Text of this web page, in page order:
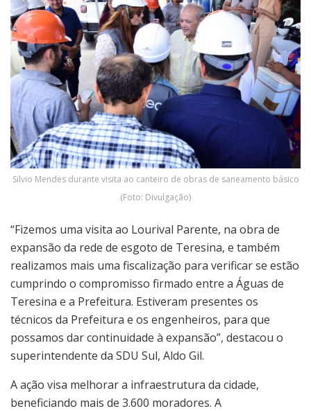
Silvio Mendes durante visita ao canteiro de obras de saneamento básico
(Foto: Divulgação)
“Fizemos uma visita ao Lourival Parente, na obra de
expansão da rede de esgoto de Teresina, e também
realizamos mais uma fiscalização para verificar se estão
cumprindo o compromisso firmado entre a Águas de
Teresina e a Prefeitura. Estiveram presentes os
técnicos da Prefeitura e os engenheiros, para que
possamos dar continuidade à expansão”, destacou o
superintendente da SDU Sul, Aldo Gil.
A ação visa melhorar a infraestrutura da cidade,
beneficiando mais de 3.600 moradores. A